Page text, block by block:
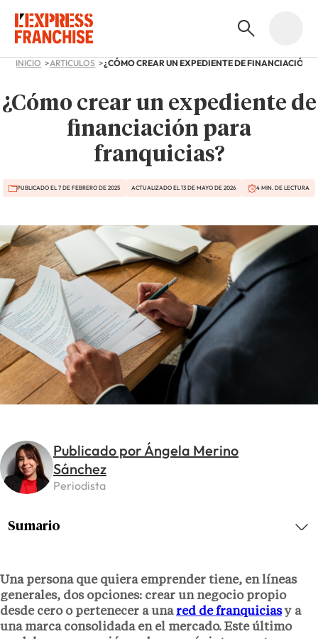
INICIO ARTICULOS
¿Cómo crear un expediente de
financiación para
franquicias?
PUBLICADO EL 7 DE FEBRERO DE 2025 ACTUALIZADO EL 13 DE MAYO DE 2026 4 MIN. DE LECTURA
Publicado por Ángela Merino
Sánchez
Periodista
Una persona que quiera emprender tiene, en líneas
generales, dos opciones: crear un negocio propio
desde cero o pertenecer a unared de franquiciasy a
una marca consolidada en el mercado. Este último
Sumario